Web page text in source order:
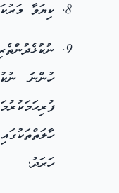
ކިޔަވާ
ހުންނަ
ހަރަދު؛